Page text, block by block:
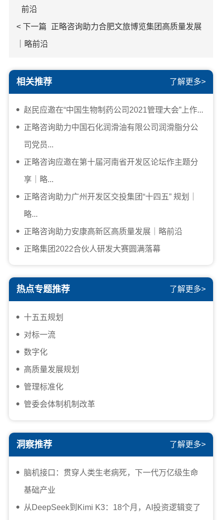
前沿
< 下一篇 正略咨询助力合肥文旅博览集团高质量发展
｜略前沿
相关推荐 了解更多>
赵民应邀在“中国生物制药公司2021管理大会”上作...
正略咨询助力中国石化润滑油有限公司润滑脂分公
司党员...
正略咨询应邀在第十届河南省开发区论坛作主题分
享｜略...
正略咨询助力广州开发区交投集团“十四五” 规划｜
略...
正略咨询助力安康高新区高质量发展｜略前沿
正略集团2022合伙人研发大赛圆满落幕
热点专题推荐 了解更多>
十五五规划
对标一流
数字化
高质量发展规划
管理标准化
管委会体制机制改革
洞察推荐 了解更多>
脑机接口：贯穿人类生老病死，下一代万亿级生命
基础产业
从DeepSeek到Kimi K3：18个月，AI投资逻辑变了